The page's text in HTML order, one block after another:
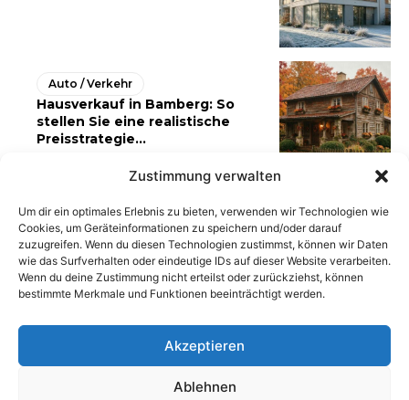
Zustimmung verwalten
Um dir ein optimales Erlebnis zu bieten, verwenden wir Technologien wie
Cookies, um Geräteinformationen zu speichern und/oder darauf
zuzugreifen. Wenn du diesen Technologien zustimmst, können wir Daten
wie das Surfverhalten oder eindeutige IDs auf dieser Website verarbeiten.
Wenn du deine Zustimmung nicht erteilst oder zurückziehst, können
bestimmte Merkmale und Funktionen beeinträchtigt werden.
Akzeptieren
Ablehnen
Auto / Verkehr
Hausverkauf in Bamberg: So
stellen Sie eine realistische
Preisstrategie...